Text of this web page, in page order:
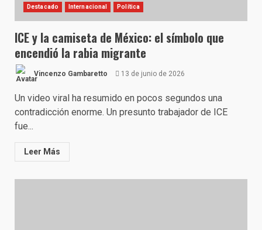
Destacado Internacional Política
ICE y la camiseta de México: el símbolo que
encendió la rabia migrante
Vincenzo Gambaretto 13 de junio de 2026
Un video viral ha resumido en pocos segundos una
contradicción enorme. Un presunto trabajador de ICE
fue...
Leer Más